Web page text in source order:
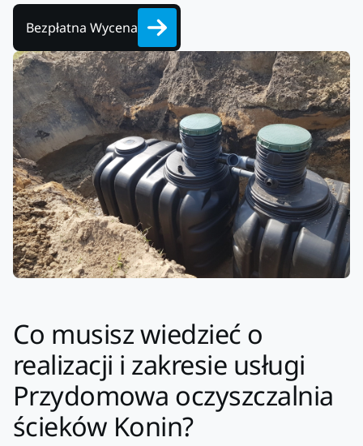
Bezpłatna Wycena
Co musisz wiedzieć o
realizacji i zakresie usługi
Przydomowa oczyszczalnia
ścieków Konin?